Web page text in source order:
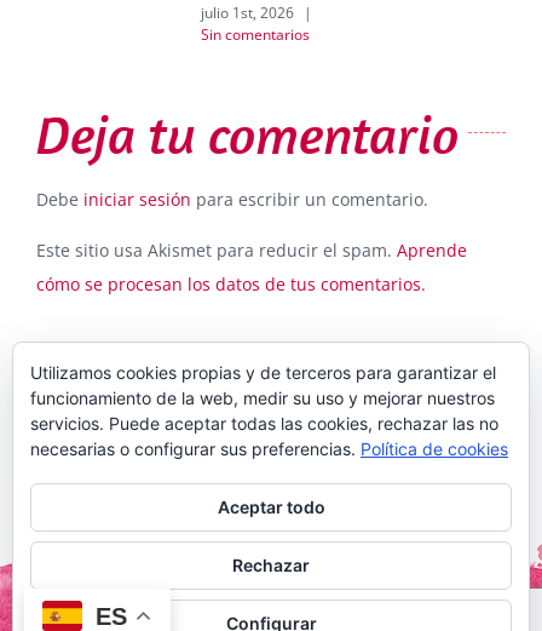
julio 1st, 2026
|
Sin comentarios
Deja tu comentario
Debe iniciar sesión para escribir un comentario.
Este sitio usa Akismet para reducir el spam. Aprende
cómo se procesan los datos de tus comentarios.
Copyright 2016 Daniela Caronia | Reservados todos los
derechos |
ES
Utilizamos cookies propias y de terceros para garantizar el
funcionamiento de la web, medir su uso y mejorar nuestros
servicios. Puede aceptar todas las cookies, rechazar las no
necesarias o configurar sus preferencias. Política de cookies
Aceptar todo
Rechazar
Configurar